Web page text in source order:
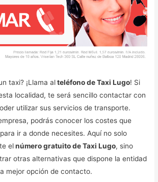
taxi? ¡Llama alteléfono de Taxi Lugo! Si
localidad, te será sencillo contactar con
utilizar sus servicios de transporte.
podrás conocer los costes que
ir a donde necesites. Aquí no solo
elnúmero gratuito de Taxi Lugo, sino
otras alternativas que dispone la entidad
mejor opción de contacto.